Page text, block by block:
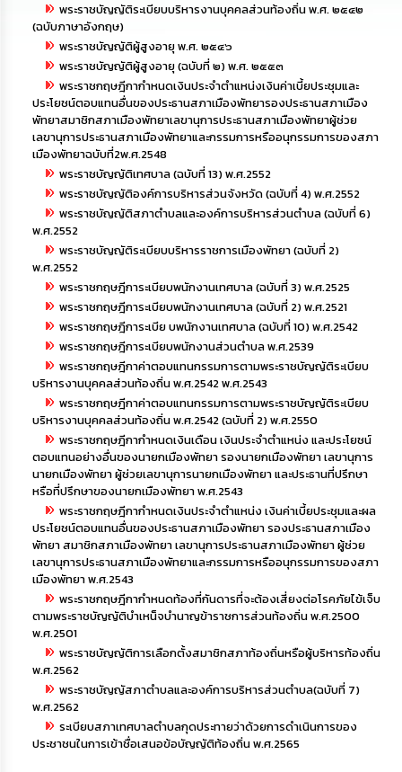
มาตรการ
ส่ง
เสริม
คุณธรรม
และ
ความ
โปร่งใส
ร้อง
เรียน
ร้อง
ทุกข์
e-
Service
กิจการ
สภา
กิจการ
สภา
ท้อง
ถิ่น
ของ
เรา
การ
จัดการ
ความ
ข้อมูล
การ
ติดต่อ
พระราชบัญญัติระเบียบบริหารงานบุคคลส่วนท้องถิ่น พ.ศ. ๒๕๔๒
(ฉบับภาษาอังกฤษ)
พระราชบัญญัติผู้สูงอายุ พ.ศ. ๒๕๔๖
พระราชบัญญัติผู้สูงอายุ (ฉบับที่ ๒) พ.ศ. ๒๕๕๓
พระราชกฤษฎีกากำหนดเงินประจำตำแหน่งเงินค่าเบี้ยประชุมและ
ประโยชน์ตอบแทนอื่นของประธานสภาเมืองพัทยารองประธานสภาเมือง
พัทยาสมาชิกสภาเมืองพัทยาเลขานุการประธานสภาเมืองพัทยาผู้ช่วย
เลขานุการประธานสภาเมืองพัทยาและกรรมการหรืออนุกรรมการของสภา
เมืองพัทยาฉบับที่2พ.ศ.2548
พระราชบัญญัติเทศบาล (ฉบับที่ 13) พ.ศ.2552
พระราชบัญญัติองค์การบริหารส่วนจังหวัด (ฉบับที่ 4) พ.ศ.2552
พระราชบัญญัติสภาตำบลและองค์การบริหารส่วนตำบล (ฉบับที่ 6)
พ.ศ.2552
พระราชบัญญัติระเบียบบริหารราชการเมืองพัทยา (ฉบับที่ 2)
พ.ศ.2552
พระราชกฤษฎีการะเบียบพนักงานเทศบาล (ฉบับที่ 3) พ.ศ.2525
พระราชกฤษฎีการะเบียบพนักงานเทศบาล (ฉบับที่ 2) พ.ศ.2521
พระราชกฤษฎีการะเบีย บพนักงานเทศบาล (ฉบับที่ 10) พ.ศ.2542
พระราชกฤษฎีการะเบียบพนักงานส่วนตำบล พ.ศ.2539
พระราชกฤษฎีกาค่าตอบแทนกรรมการตามพระราชบัญญัติระเบียบ
บริหารงานบุคคลส่วนท้องถิ่น พ.ศ.2542 พ.ศ.2543
พระราชกฤษฎีกาค่าตอบแทนกรรมการตามพระราชบัญญัติระเบียบ
บริหารงานบุคคลส่วนท้องถิ่น พ.ศ.2542 (ฉบับที่ 2) พ.ศ.2550
พระราชกฤษฎีกากำหนดเงินเดือน เงินประจำตำแหน่ง และประโยชน์
ตอบแทนอย่างอื่นของนายกเมืองพัทยา รองนายกเมืองพัทยา เลขานุการ
นายกเมืองพัทยา ผู้ช่วยเลขานุการนายกเมืองพัทยา และประธานที่ปรึกษา
หรือที่ปรึกษาของนายกเมืองพัทยา พ.ศ.2543
พระราชกฤษฎีกากำหนดเงินประจำตำแหน่ง เงินค่าเบี้ยประชุมและผล
ประโยชน์ตอบแทนอื่นของประธานสภาเมืองพัทยา รองประธานสภาเมือง
พัทยา สมาชิกสภาเมืองพัทยา เลขานุการประธานสภาเมืองพัทยา ผู้ช่วย
เลขานุการประธานสภาเมืองพัทยาและกรรมการหรืออนุกรรมการของสภา
เมืองพัทยา พ.ศ.2543
พระราชกฤษฎีกากำหนดท้องที่กันดารที่จะต้องเสี่ยงต่อโรคภัยไข้เจ็บ
ตามพระราชบัญญัติบำเหน็จบำนาญข้าราชการส่วนท้องถิ่น พ.ศ.2500
พ.ศ.2501
พระราชบัญญัติการเลือกตั้งสมาชิกสภาท้องถิ่นหรือผู้บริหารท้องถิ่น
พ.ศ.2562
พระราชบัญญัสภาตำบลและองค์การบริหารส่วนตำบล(ฉบับที่ 7)
พ.ศ.2562
ระเบียบสภาเทศบาลตำบลกุดประทายว่าด้วยการดำเนินการของ
ประชาชนในการเข้าชื่อเสนอข้อบัญญัติท้องถิ่น พ.ศ.2565